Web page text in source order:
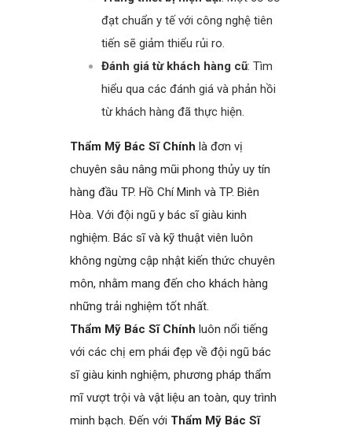
đạt chuẩn y tế với công nghệ tiên
tiến sẽ giảm thiểu rủi ro.
Đánh giá từ khách hàng cũ: Tìm
hiểu qua các đánh giá và phản hồi
từ khách hàng đã thực hiện.
Thẩm Mỹ Bác Sĩ Chính là đơn vị
chuyên sâu nâng mũi phong thủy uy tín
hàng đầu TP. Hồ Chí Minh và TP. Biên
Hòa. Với đội ngũ y bác sĩ giàu kinh
nghiệm. Bác sĩ và kỹ thuật viên luôn
không ngừng cập nhật kiến thức chuyên
môn, nhằm mang đến cho khách hàng
những trải nghiệm tốt nhất.
Thẩm Mỹ Bác Sĩ Chính luôn nổi tiếng
với các chị em phái đẹp về đội ngũ bác
sĩ giàu kinh nghiệm, phương pháp thẩm
mĩ vượt trội và vật liệu an toàn, quy trình
minh bạch. Đến với Thẩm Mỹ Bác Sĩ